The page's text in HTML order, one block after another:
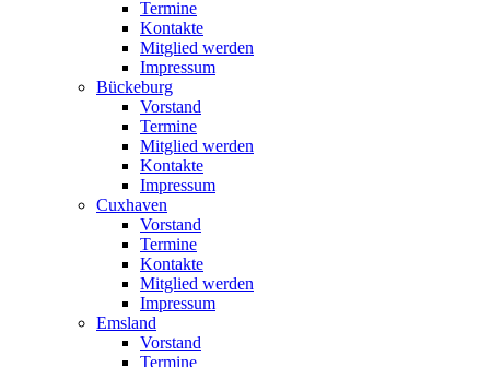
Termine
Kontakte
Mitglied werden
Impressum
Bückeburg
Vorstand
Termine
Mitglied werden
Kontakte
Impressum
Cuxhaven
Vorstand
Termine
Kontakte
Mitglied werden
Impressum
Emsland
Vorstand
Termine